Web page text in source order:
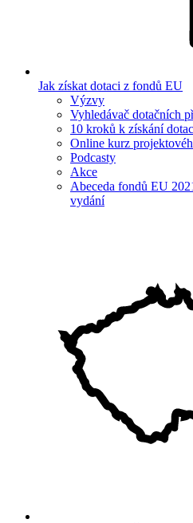
Jak získat dotaci z fondů EU
Výzvy
Vyhledávač dotačních
10 kroků k získání
Online kurz
Podcasty
Akce
Abeceda fondů EU
vydání